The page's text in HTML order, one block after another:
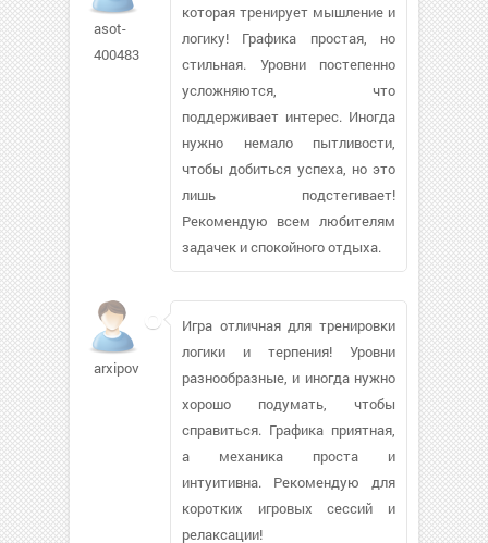
asot-
400483
которая тренирует мышление и
логику! Графика простая, но
стильная. Уровни постепенно
усложняются, что
поддерживает интерес. Иногда
нужно немало пытливости,
чтобы добиться успеха, но это
лишь подстегивает!
Рекомендую всем любителям
задачек и спокойного отдыха.
arxipov
Игра отличная для тренировки
логики и терпения! Уровни
разнообразные, и иногда нужно
хорошо подумать, чтобы
справиться. Графика приятная,
а механика проста и
интуитивна. Рекомендую для
коротких игровых сессий и
релаксации!